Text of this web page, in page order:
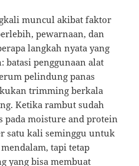
muncul akibat faktor
pewarnaan, dan
langkah nyata yang
batasi penggunaan alat
pelindung panas
trimming berkala
Ketika rambut sudah
moisture and protein
satu kali seminggu untuk
tapi tetap
yang bisa membuat